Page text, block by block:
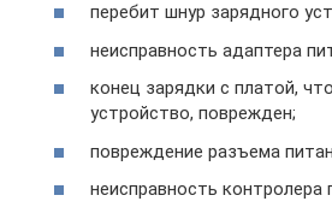
перебит шнур зарядного
неисправность адаптера
конец зарядки с платой,
устройство, поврежден;
повреждение разъема
неисправность контролера